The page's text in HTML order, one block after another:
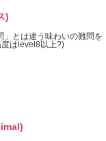
)
」とは違う味わいの難問を
はlevel8以上?)